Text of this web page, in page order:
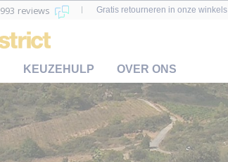
993 reviews Gratis retourneren in onze winkels
KEUZEHULP OVER ONS